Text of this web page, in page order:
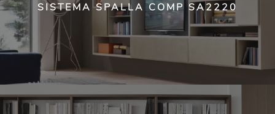
SISTEMA SPALLA COMP SA2220